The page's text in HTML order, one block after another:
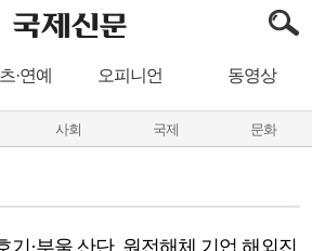
·연예 오피니언 동영상
사회 국제 문화
기·부울 산단, 원전해체 기업 해외진